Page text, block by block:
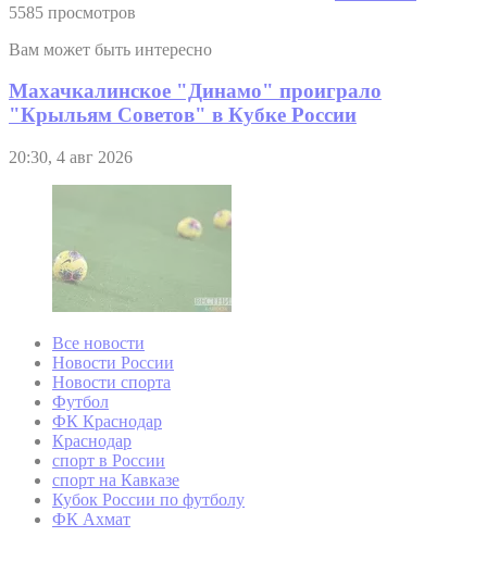
5585 просмотров
Вам может быть интересно
Махачкалинское "Динамо" проиграло
"Крыльям Советов" в Кубке России
20:30, 4 авг 2026
Все новости
Новости России
Новости спорта
Футбол
ФК Краснодар
Краснодар
спорт в России
спорт на Кавказе
Кубок России по футболу
ФК Ахмат